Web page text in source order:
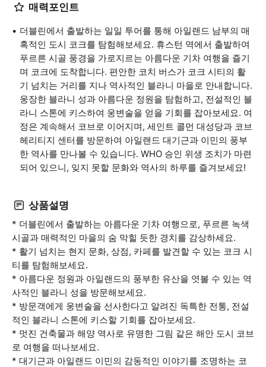
매력포인트
더블린에서 출발하는 일일 투어를 통해 아일랜드 남부의 매
혹적인 도시 코크를 탐험해보세요. 휴스턴 역에서 출발하여
푸르른 시골 풍경을 가로지르는 아름다운 기차 여행을 즐기
며 코크에 도착합니다. 편안한 코치 버스가 코크 시티의 활
기 넘치는 거리를 지나 역사적인 블라니 마을로 안내합니다.
웅장한 블라니 성과 아름다운 정원을 탐험하고, 전설적인 블
라니 스톤에 키스하여 웅변술을 얻을 기회를 잡아보세요. 여
정은 계속해서 코브로 이어지며, 세인트 콜먼 대성당과 코브
헤리티지 센터를 방문하여 아일랜드 대기근과 이민의 풍부
한 역사를 만나볼 수 있습니다. WHO 승인 위생 조치가 마련
되어 있으니, 잊지 못할 문화와 역사의 하루를 즐겨보세요!
상품설명
* 더블린에서 출발하는 아름다운 기차 여행으로, 푸르른 녹색
시골과 매력적인 마을의 숨 막힐 듯한 경치를 감상하세요.
* 활기 넘치는 현지 문화, 상점, 카페를 발견할 수 있는 코크 시
티를 탐험해보세요.
* 아름다운 정원과 아일랜드의 풍부한 유산을 엿볼 수 있는 역
사적인 블라니 성을 방문해보세요.
* 방문객에게 웅변술을 선사한다고 알려진 독특한 전통, 전설
적인 블라니 스톤에 키스할 기회를 잡아보세요.
* 멋진 건축물과 해양 역사로 유명한 그림 같은 해안 도시 코브
로 여행을 떠나보세요.
* 대기근과 아일랜드 이민의 감동적인 이야기를 조명하는 코